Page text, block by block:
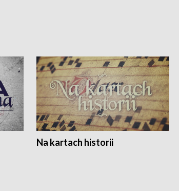
Na kartach historii